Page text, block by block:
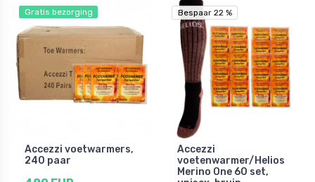
Gratis bezorging
Accezzi voetwarmers,
240 paar
Bespaar 22 %
Bespaar 22 %
Accezzi
voetenwarmer/Helios
Merino One 60 set,